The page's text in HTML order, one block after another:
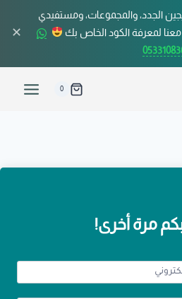
الجدد، والمجموعات، ومستفيدي
لمعرفة الكود الخاص بك
✕
0
مرة أخرى!